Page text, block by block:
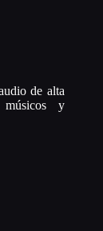
de alta
y